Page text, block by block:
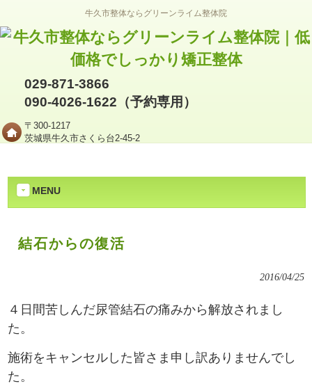
牛久市整体ならグリーンライム整体院
029-871-3866
090-4026-1622（予約専用）
〒300-1217
茨城県牛久市さくら台2-45-2
MENU
結石からの復活
2016/04/25
４日間苦しんだ尿管結石の痛みから解放されまし
た。
施術をキャンセルした皆さま申し訳ありませんでし
た。